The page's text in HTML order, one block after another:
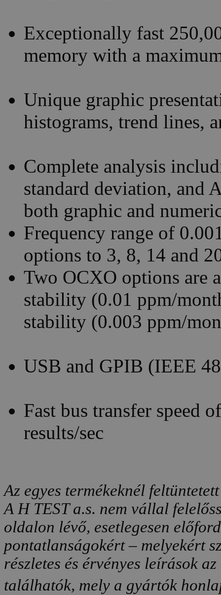
Exceptionally fast
memory with a
Unique graphic
histograms, trend lines,
Complete analysis
standard deviation, and
both graphic and
Frequency range of
options to 3, 8, 14 and
Two OCXO options are
stability (0.01 ppm/
stability (0.003 ppm/
USB and GPIB (IEEE
Fast bus transfer speed
results/sec
Az egyes termékeknél
A H TEST a.s. nem vállal
oldalon lévő, esetlegesen
pontatlanságokért – melyekért
részletes és érvényes leírások
találhatók, mely a gyártók